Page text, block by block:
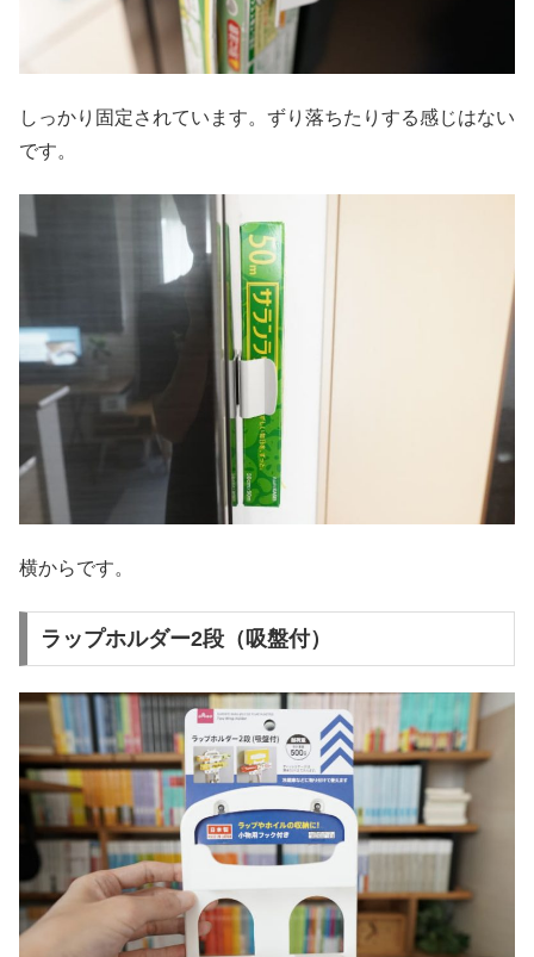
しっかり固定されています。ずり落ちたりする感じはない
です。
横からです。
ラップホルダー2段（吸盤付）